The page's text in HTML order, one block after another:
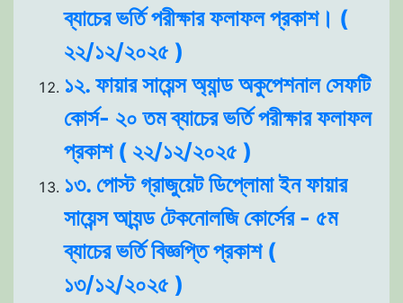
ব্যাচের ভর্তি পরীক্ষার ফলাফল প্রকাশ। (
২২/১২/২০২৫ )
১২. ফায়ার সায়েন্স অ্যান্ড অকুপেশনাল সেফটি
কোর্স- ২০ তম ব্যাচের ভর্তি পরীক্ষার ফলাফল
প্রকাশ ( ২২/১২/২০২৫ )
১৩. পোস্ট গ্রাজুয়েট ডিপ্লোমা ইন ফায়ার
সায়েন্স আ্যন্ড টেকনোলজি কোর্সের - ৫ম
ব্যাচের ভর্তি বিজ্ঞপ্তি প্রকাশ (
১৩/১২/২০২৫ )